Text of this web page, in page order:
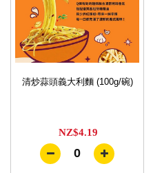
清炒蒜頭義大利麵 (100g/碗)
NZ$4.19
0